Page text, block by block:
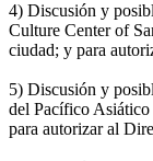
4) Discusión y
Culture Center of
ciudad; y para
5) Discusión y
del Pacífico
para autorizar al